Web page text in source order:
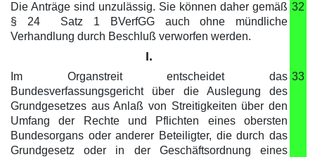
Die Anträge sind unzulässig. Sie können daher gemäß
§ 24 Satz 1 BVerfGG auch ohne mündliche
Verhandlung durch Beschluß verworfen werden.
32
I.
Im Organstreit entscheidet das
Bundesverfassungsgericht über die Auslegung des
Grundgesetzes aus Anlaß von Streitigkeiten über den
Umfang der Rechte und Pflichten eines obersten
Bundesorgans oder anderer Beteiligter, die durch das
Grundgesetz oder in der Geschäftsordnung eines
33